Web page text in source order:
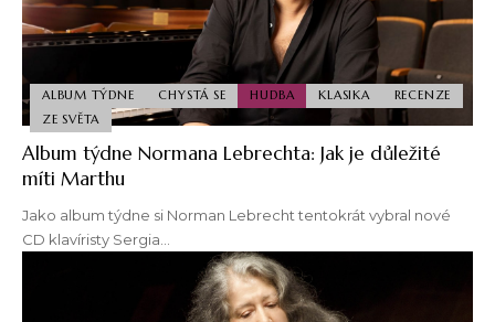
ALBUM TÝDNE CHYSTÁ SE HUDBA KLASIKA
RECENZE
ZE SVĚTA
Album týdne Normana Lebrechta: Jak je důležité
míti Marthu
Jako album týdne si Norman Lebrecht tentokrát vybral nové
CD klavíristy Sergia…